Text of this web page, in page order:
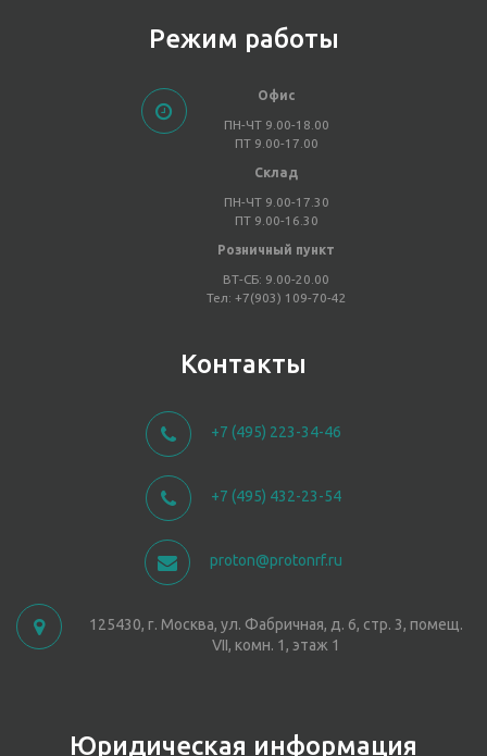
Режим работы
Офис
ПН-ЧТ 9.00-18.00
ПТ 9.00-17.00
Склад
ПН-ЧТ 9.00-17.30
ПТ 9.00-16.30
Розничный пункт
ВТ-СБ: 9.00-20.00
Тел: +7(903) 109-70-42
Контакты
+7 (495) 223-34-46
+7 (495) 432-23-54
proton@protonrf.ru
125430, г. Москва, ул. Фабричная, д. 6, стр. 3, помещ.
VII, комн. 1, этаж 1
Юридическая информация